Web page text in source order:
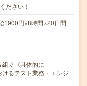
ださい！
1900円×8時間×20日間
立《具体的に
るテスト業務・エンジ